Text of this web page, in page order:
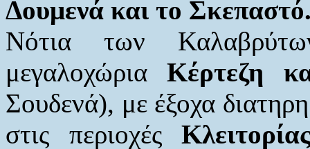
Δουμενά και το
Νότια των
μεγαλοχώριαΚέρτεζη
Σουδενά), με έξοχα
στις περιοχές